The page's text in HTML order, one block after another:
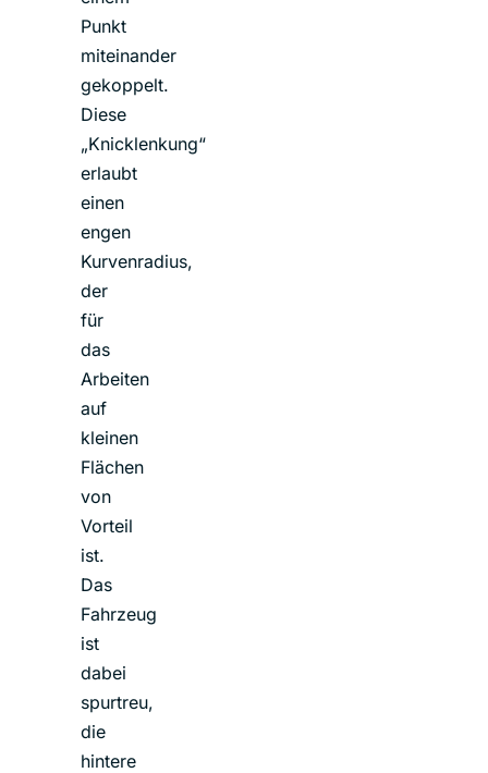
Punkt
miteinander
gekoppelt.
Diese
„Knicklenkung“
erlaubt
einen
engen
Kurvenradius,
der
für
das
Arbeiten
auf
kleinen
Flächen
von
Vorteil
ist.
Das
Fahrzeug
ist
dabei
spurtreu,
die
hintere